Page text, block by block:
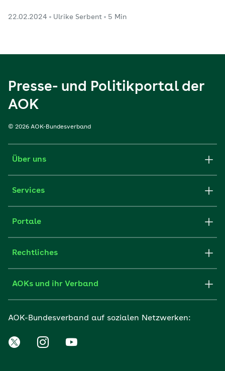
22.02.2024 Ulrike Serbent 5 Min
Presse- und Politikportal der
AOK
© 2026 AOK-Bundesverband
Über uns
Services
Portale
Rechtliches
AOKs und ihr Verband
AOK-Bundesverband auf sozialen Netzwerken: